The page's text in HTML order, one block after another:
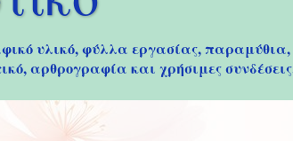
υλικό, φύλλα εργασίας,
αρθρογραφία και χρήσιμες